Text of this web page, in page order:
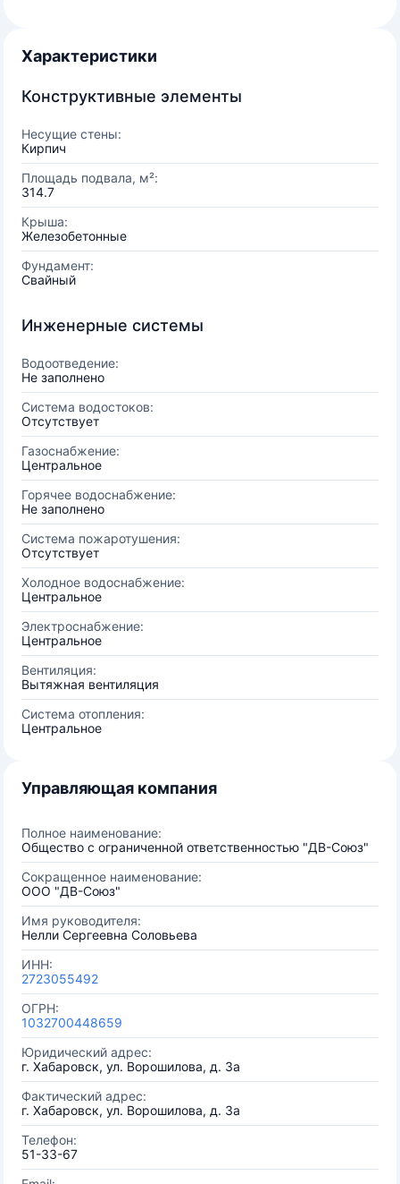
Характеристики
Конструктивные элементы
Несущие стены:
Кирпич
Площадь подвала, м²:
314.7
Крыша:
Железобетонные
Фундамент:
Свайный
Инженерные системы
Водоотведение:
Не заполнено
Система водостоков:
Отсутствует
Газоснабжение:
Центральное
Горячее водоснабжение:
Не заполнено
Система пожаротушения:
Отсутствует
Холодное водоснабжение:
Центральное
Электроснабжение:
Центральное
Вентиляция:
Вытяжная вентиляция
Система отопления:
Центральное
Управляющая компания
Полное наименование:
Общество с ограниченной ответственностью "ДВ-Союз"
Сокращенное наименование:
ООО "ДВ-Союз"
Имя руководителя:
Нелли Сергеевна Соловьева
ИНН:
2723055492
ОГРН:
1032700448659
Юридический адрес:
г. Хабаровск, ул. Ворошилова, д. 3а
Фактический адрес:
г. Хабаровск, ул. Ворошилова, д. 3а
Телефон:
51-33-67